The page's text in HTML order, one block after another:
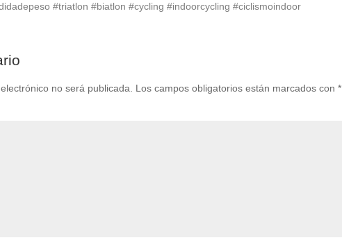
#triatlon #biatlon #cycling #indoorcycling #ciclismoindoor
no será publicada. Los campos obligatorios están marcados con*